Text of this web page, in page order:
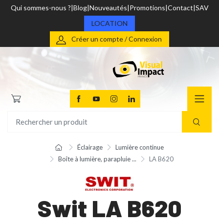
Qui sommes-nous ? Blog Nouveautés Promotions Contact SAV
LOCATION
Créer un compte / Connexion
Éclairage
Lumière continue
Boîte à lumière, parapluie ...
LA B620
Swit LA B620